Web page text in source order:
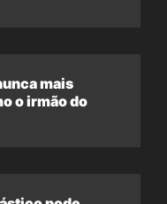
mais
o irmão do